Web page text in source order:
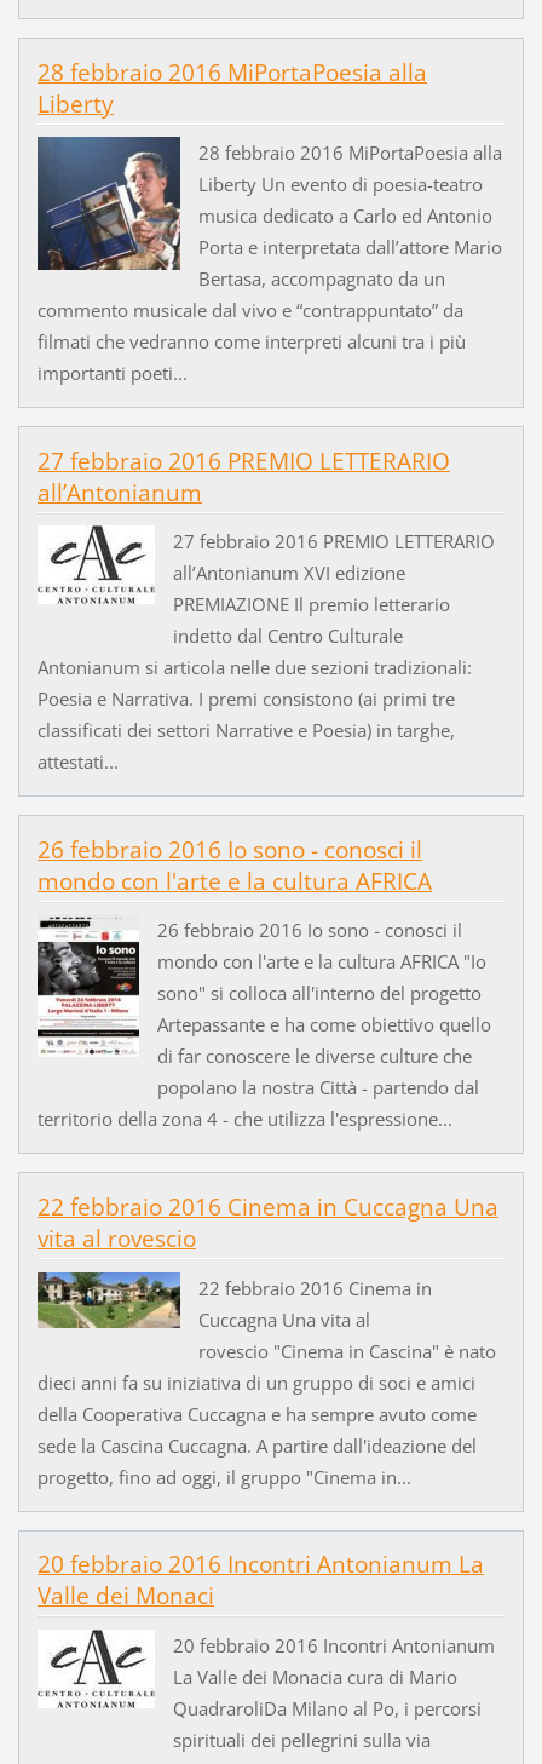
28 febbraio 2016 MiPortaPoesia alla
Liberty
28 febbraio 2016 MiPortaPoesia alla
Liberty Un evento di poesia-teatro
musica dedicato a Carlo ed Antonio
Porta e interpretata dall’attore Mario
Bertasa, accompagnato da un
commento musicale dal vivo e “contrappuntato” da
filmati che vedranno come interpreti alcuni tra i più
importanti poeti...
27 febbraio 2016 PREMIO LETTERARIO
all’Antonianum
27 febbraio 2016 PREMIO LETTERARIO
all’Antonianum XVI edizione
PREMIAZIONE Il premio letterario
indetto dal Centro Culturale
Antonianum si articola nelle due sezioni tradizionali:
Poesia e Narrativa. I premi consistono (ai primi tre
classificati dei settori Narrative e Poesia) in targhe,
attestati...
26 febbraio 2016 Io sono - conosci il
mondo con l'arte e la cultura AFRICA
26 febbraio 2016 Io sono - conosci il
mondo con l'arte e la cultura AFRICA "Io
sono" si colloca all'interno del progetto
Artepassante e ha come obiettivo quello
di far conoscere le diverse culture che
popolano la nostra Città - partendo dal
territorio della zona 4 - che utilizza l'espressione...
22 febbraio 2016 Cinema in Cuccagna Una
vita al rovescio
22 febbraio 2016 Cinema in
Cuccagna Una vita al
rovescio "Cinema in Cascina" è nato
dieci anni fa su iniziativa di un gruppo di soci e amici
della Cooperativa Cuccagna e ha sempre avuto come
sede la Cascina Cuccagna. A partire dall'ideazione del
progetto, fino ad oggi, il gruppo "Cinema in...
20 febbraio 2016 Incontri Antonianum La
Valle dei Monaci
20 febbraio 2016 Incontri Antonianum
La Valle dei Monacia cura di Mario
QuadraroliDa Milano al Po, i percorsi
spirituali dei pellegrini sulla via